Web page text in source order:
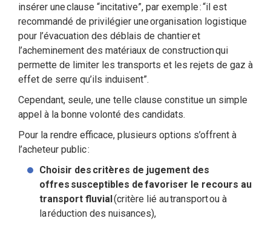
insérer une clause “incitative”, par exemple : “il est
recommandé de privilégier une organisation logistique
pour l’évacuation des déblais de chantier et
l’acheminement des matériaux de construction qui
permette de limiter les transports et les rejets de gaz à
effet de serre qu’ils induisent”.
Cependant, seule, une telle clause constitue un simple
appel à la bonne volonté des candidats.
Pour la rendre efficace, plusieurs options s’offrent à
l’acheteur public :
Choisir des critères de jugement des
offres susceptibles de favoriser le recours au
transport fluvial(critère lié au transport ou à
la réduction des nuisances),